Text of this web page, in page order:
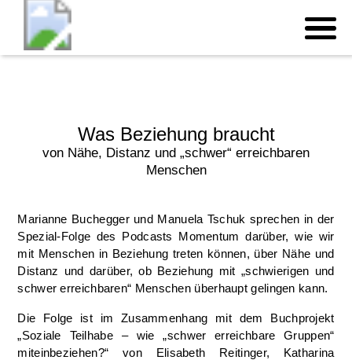
Was Beziehung braucht
von Nähe, Distanz und „schwer“ erreichbaren
Menschen
Marianne Buchegger und Manuela Tschuk sprechen in der
Spezial-Folge des Podcasts Momentum darüber, wie wir
mit Menschen in Beziehung treten können, über Nähe und
Distanz und darüber, ob Beziehung mit „schwierigen und
schwer erreichbaren“ Menschen überhaupt gelingen kann.
Die Folge ist im Zusammenhang mit dem Buchprojekt
„Soziale Teilhabe – wie „schwer erreichbare Gruppen“
miteinbeziehen?“ von Elisabeth Reitinger, Katharina